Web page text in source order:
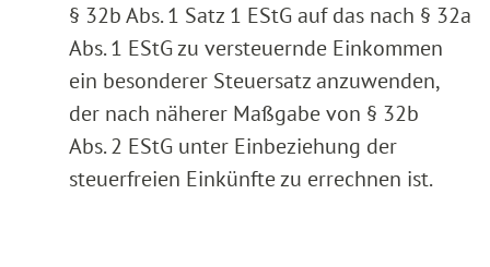
§ 32b Abs. 1 Satz 1 EStG auf das nach § 32a
Abs. 1 EStG zu versteuernde Einkommen
ein besonderer Steuersatz anzuwenden,
der nach näherer Maßgabe von § 32b
Abs. 2 EStG unter Einbeziehung der
steuerfreien Einkünfte zu errechnen ist.